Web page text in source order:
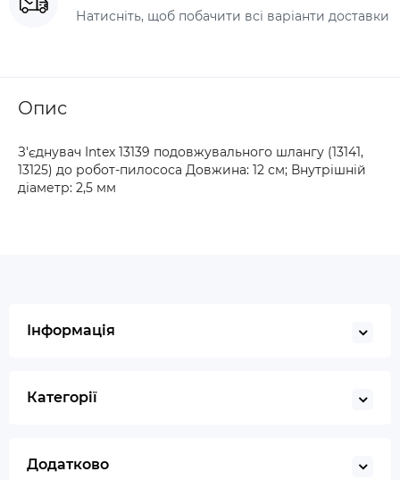
Натисніть, щоб побачити всі варіанти доставки
Опис
З'єднувач Intex 13139 подовжувального шлангу (13141,
13125) до робот-пилососа Довжина: 12 см; Внутрішній
діаметр: 2,5 мм
Інформація
Категорії
Додатково